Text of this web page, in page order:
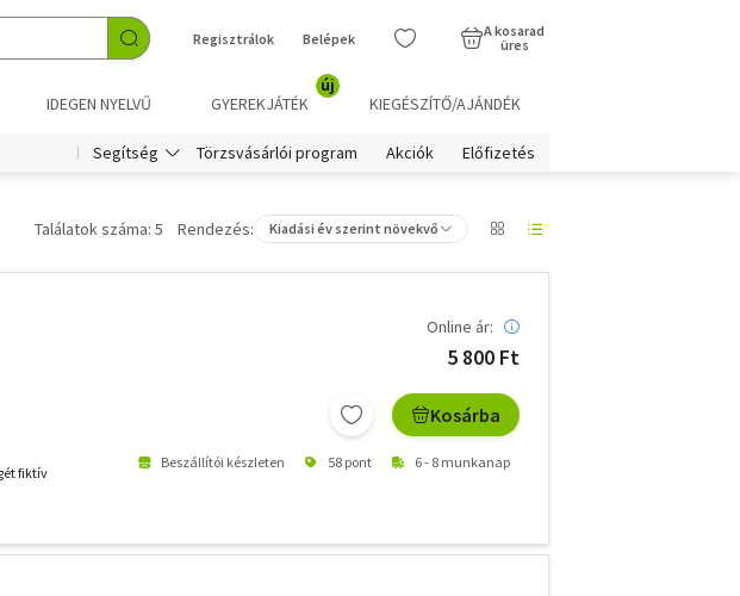
Regisztrálok Belépek
A kosarad
üres
IDEGEN NYELVŰ GYEREKJÁTÉK
új
KIEGÉSZÍTŐ/AJÁNDÉK
Segítség Törzsvásárlói program Akciók Előfizetés
Találatok száma: 5 Rendezés: Kiadási év szerint növekvő
fiktív
Online ár:
5 800 Ft
Kosárba
Beszállítói készleten 58 pont 6 - 8 munkanap